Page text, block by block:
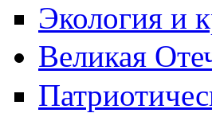
Экология и
Великая